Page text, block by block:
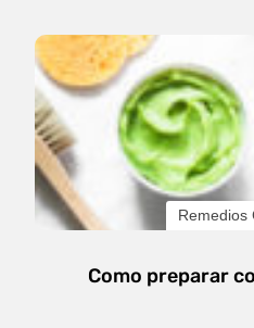
Remedios
Como preparar